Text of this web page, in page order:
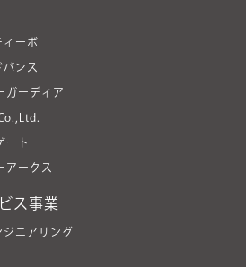
ィーボ
バンス
ガーディア
ート
アークス
ス事業
ジニアリング